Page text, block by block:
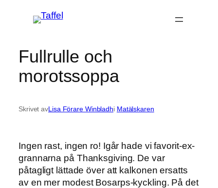
Fullrulle och
morotssoppa
Skrivet avLisa Förare Winbladhi Matälskaren
Ingen rast, ingen ro! Igår hade vi favorit-ex-
grannarna på Thanksgiving. De var
påtagligt lättade över att kalkonen ersatts
av en mer modest Bosarps-kyckling. På det